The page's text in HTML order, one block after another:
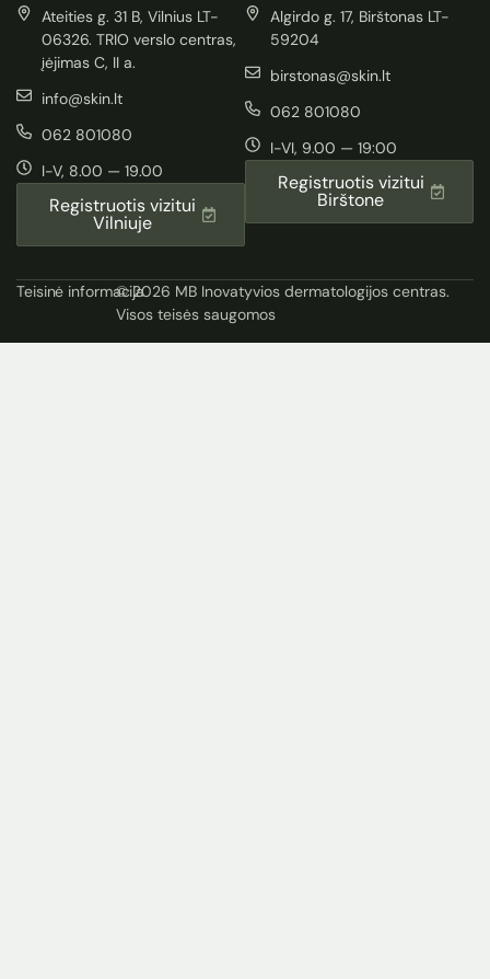
Ateities g. 31 B, Vilnius LT-
06326. TRIO verslo centras,
įėjimas C, II a.
info@skin.lt
062 801080
I-V, 8.00 — 19.00
Registruotis vizitui
Vilniuje
Algirdo g. 17, Birštonas LT-
59204
birstonas@skin.lt
062 801080
I-VI, 9.00 — 19:00
Registruotis vizitui
Birštone
Teisinė informacija© 2026 MB Inovatyvios dermatologijos centras.
Visos teisės saugomos